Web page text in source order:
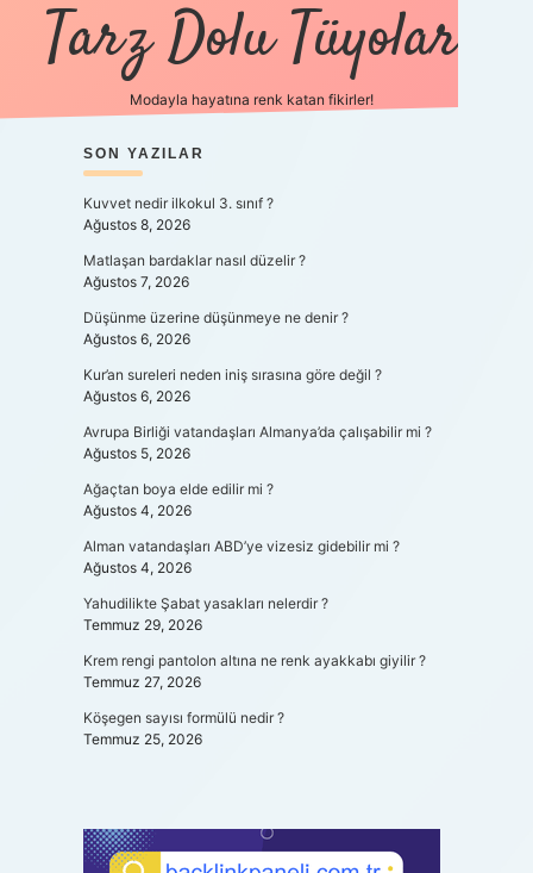
Tarz Dolu Tüyolar
Modayla hayatına renk katan fikirler!
SIDEBAR
SON YAZILAR
Kuvvet nedir ilkokul 3. sınıf ?
Ağustos 8, 2026
Matlaşan bardaklar nasıl düzelir ?
Ağustos 7, 2026
Düşünme üzerine düşünmeye ne denir ?
Ağustos 6, 2026
Kur’an sureleri neden iniş sırasına göre değil ?
Ağustos 6, 2026
Avrupa Birliği vatandaşları Almanya’da çalışabilir mi ?
Ağustos 5, 2026
Ağaçtan boya elde edilir mi ?
Ağustos 4, 2026
Alman vatandaşları ABD’ye vizesiz gidebilir mi ?
Ağustos 4, 2026
Yahudilikte Şabat yasakları nelerdir ?
Temmuz 29, 2026
Krem rengi pantolon altına ne renk ayakkabı giyilir ?
Temmuz 27, 2026
Köşegen sayısı formülü nedir ?
Temmuz 25, 2026